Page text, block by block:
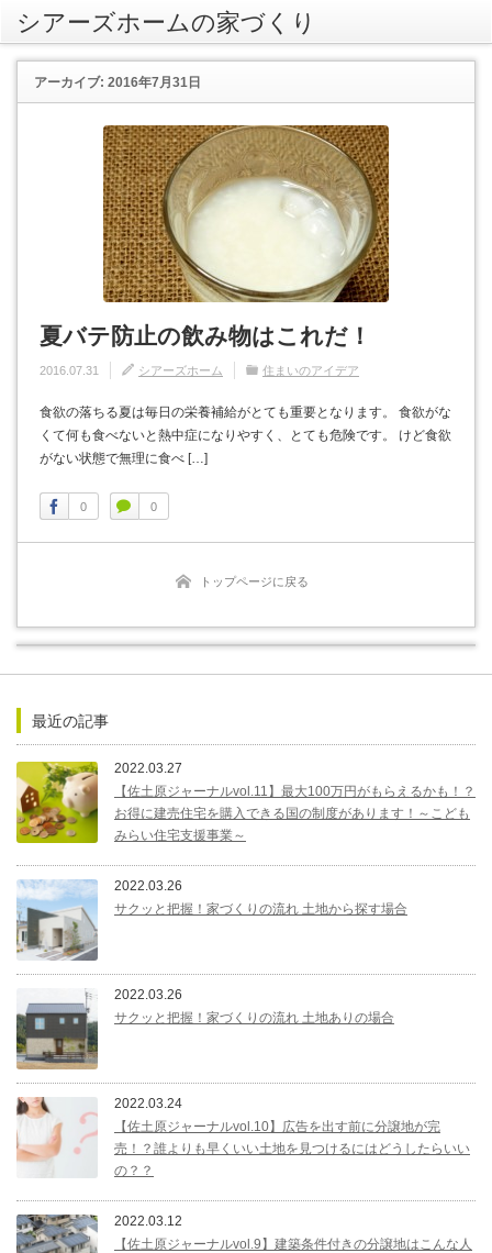
シアーズホームの家づくり
アーカイブ: 2016年7月31日
夏バテ防止の飲み物はこれだ！
2016.07.31 シアーズホーム 住まいのアイデア
食欲の落ちる夏は毎日の栄養補給がとても重要となります。 食欲がな
くて何も食べないと熱中症になりやすく、とても危険です。 けど食欲
がない状態で無理に食べ […]
0 0
トップページに戻る
最近の記事
2022.03.27
【佐土原ジャーナルvol.11】最大100万円がもらえるかも！？
お得に建売住宅を購入できる国の制度があります！～こども
みらい住宅支援事業～
2022.03.26
サクッと把握！家づくりの流れ 土地から探す場合
2022.03.26
サクッと把握！家づくりの流れ 土地ありの場合
2022.03.24
【佐土原ジャーナルvol.10】広告を出す前に分譲地が完
売！？誰よりも早くいい土地を見つけるにはどうしたらいい
の？？
2022.03.12
【佐土原ジャーナルvol.9】建築条件付きの分譲地はこんな人